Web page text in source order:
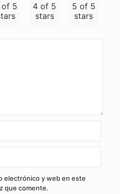
of 5
4 of 5
stars
5 of 5
stars
electrónico y web en este
que comente.